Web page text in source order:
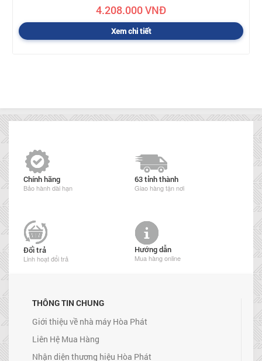
4.208.000 VNĐ
Xem chi tiết
Chính hãng
Bảo hành dài hạn
63 tỉnh thành
Giao hàng tận nơi
Đổi trả
Linh hoạt đổi trả
Hướng dẫn
Mua hàng online
THÔNG TIN CHUNG
Giới thiệu về nhà máy Hòa Phát
Liên Hệ Mua Hàng
Nhận diện thương hiệu Hòa Phát